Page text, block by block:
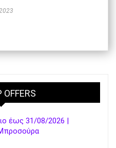
OFFERS
έως 31/08/2026 |